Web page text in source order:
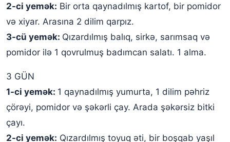
2-ci yemək: Bir orta qaynadılmış kartof, bir pomidor
və xiyar. Arasına 2 dilim qarpız.
3-cü yemək: Qızardılmış balıq, sirkə, sarımsaq və
pomidor ilə 1 qovrulmuş badımcan salatı. 1 alma.
3 GÜN
1-ci yemək: 1 qaynadılmış yumurta, 1 dilim pəhriz
çörəyi, pomidor və şəkərli çay. Arada şəkərsiz bitki
çayı.
2-ci yemək: Qızardılmış toyuq əti, bir boşqab yaşıl